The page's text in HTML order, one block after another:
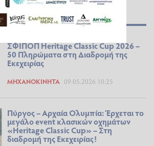
ΆΡΘΡΑ
ΣΦΙΠΟΠ Heritage Classic Cup 2026 –
50 Πληρώματα στη Διαδρομή της
Εκεχειρίας
ΜΗΧΑΝΟΚΊΝΗΤΑ 09.05.2026 10:25
Πύργος – Αρχαία Ολυμπία: Έρχεται το
μεγάλο event κλασικών οχημάτων
«Heritage Classic Cup» – Στη
διαδρομή της Εκεχειρίας!